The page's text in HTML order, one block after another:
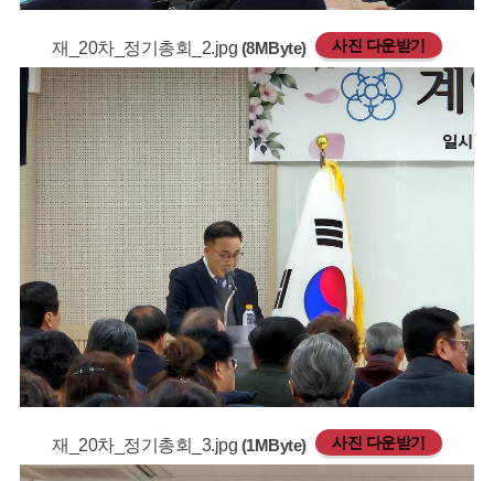
재_20차_정기총회_2.jpg (8MByte) 사진 다운받기
재_20차_정기총회_3.jpg (1MByte) 사진 다운받기